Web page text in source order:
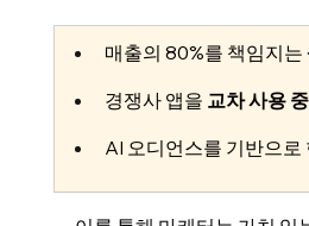
매출의 80%를 책임지는
경쟁사 앱을 교차 사용
AI 오디언스를 기반으로